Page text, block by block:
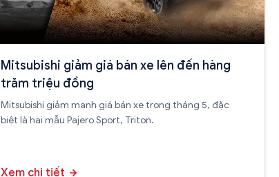
Mitsubishi giảm giá bán xe lên đến hàng
trăm triệu đồng
Mitsubishi giảm mạnh giá bán xe trong tháng 5, đặc
biệt là hai mẫu Pajero Sport, Triton.
Xem chi tiết